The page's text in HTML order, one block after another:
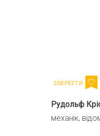
Рудольф
механік,